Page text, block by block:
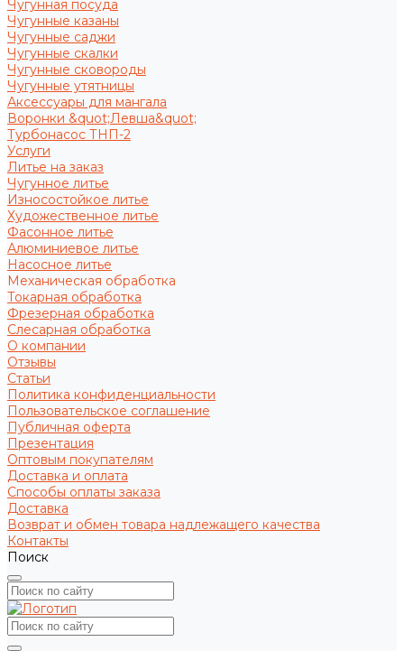
Чугунная посуда
Чугунные казаны
Чугунные саджи
Чугунные скалки
Чугунные сковороды
Чугунные утятницы
Аксессуары для мангала
Воронки &quot;Левша&quot;
Турбонасос ТНП-2
Услуги
Литье на заказ
Чугунное литье
Износостойкое литье
Художественное литье
Фасонное литье
Алюминиевое литье
Насосное литье
Механическая обработка
Токарная обработка
Фрезерная обработка
Слесарная обработка
О компании
Отзывы
Статьи
Политика конфиденциальности
Пользовательское соглашение
Публичная оферта
Презентация
Оптовым покупателям
Доставка и оплата
Способы оплаты заказа
Доставка
Возврат и обмен товара надлежащего качества
Контакты
Поиск